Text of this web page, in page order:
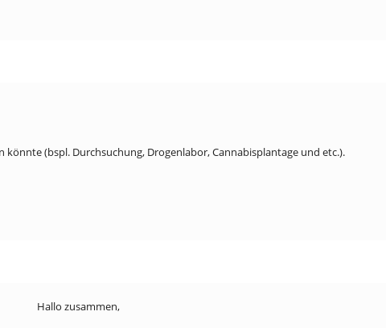
(bspl. Durchsuchung, Drogenlabor, Cannabisplantage und etc.).
Hallo zusammen,